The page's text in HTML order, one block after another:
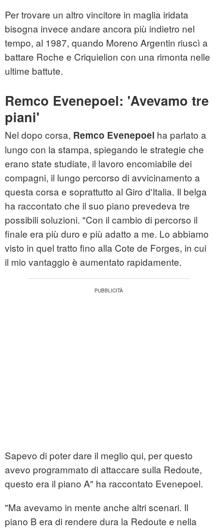
Per trovare un altro vincitore in maglia iridata
bisogna invece andare ancora più indietro nel
tempo, al 1987, quando Moreno Argentin riuscì a
battare Roche e Criquielion con una rimonta nelle
ultime battute.
Remco Evenepoel: 'Avevamo tre
piani'
Nel dopo corsa, Remco Evenepoel ha parlato a
lungo con la stampa, spiegando le strategie che
erano state studiate, il lavoro encomiabile dei
compagni, il lungo percorso di avvicinamento a
questa corsa e soprattutto al Giro d'Italia. Il belga
ha raccontato che il suo piano prevedeva tre
possibili soluzioni. "Con il cambio di percorso il
finale era più duro e più adatto a me. Lo abbiamo
visto in quel tratto fino alla Cote de Forges, in cui
il mio vantaggio è aumentato rapidamente.
Sapevo di poter dare il meglio qui, per questo
avevo programmato di attaccare sulla Redoute,
questo era il piano A" ha raccontato Evenepoel.
"Ma avevamo in mente anche altri scenari. Il
piano B era di rendere dura la Redoute e nella